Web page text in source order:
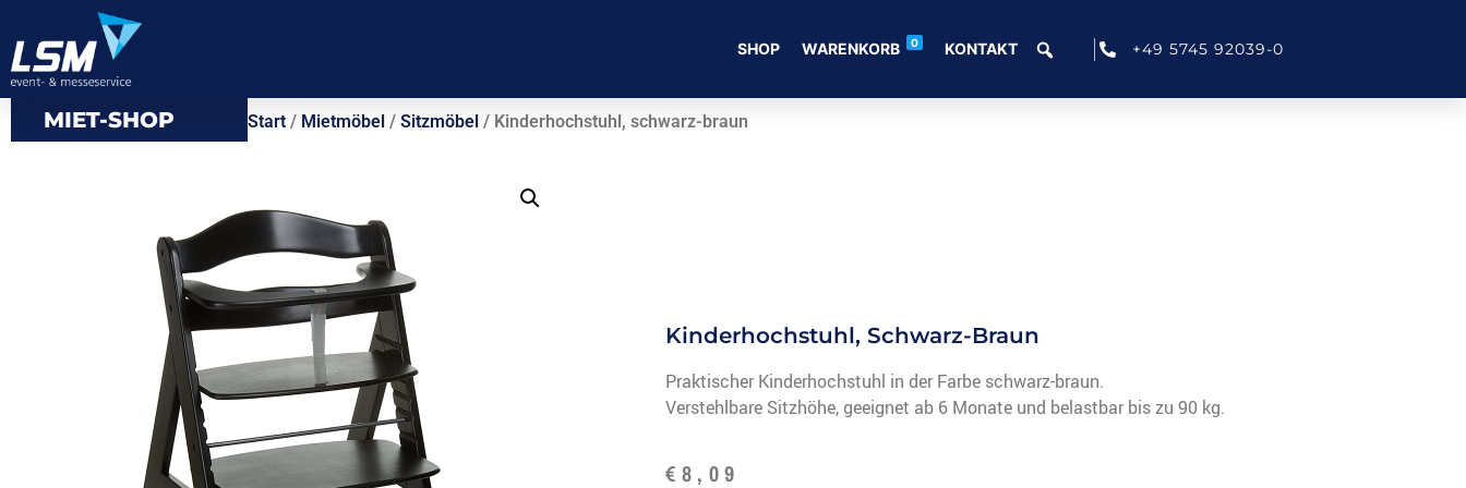
SHOP WARENKORB 0 KONTAKT +49 5745 92039-0
MIET-SHOP Start/ Mietmöbel/ Sitzmöbel/ Kinderhochstuhl, schwarz-braun
Kinderhochstuhl, Schwarz-Braun
Praktischer Kinderhochstuhl in der Farbe schwarz-braun.
Verstehlbare Sitzhöhe, geeignet ab 6 Monate und belastbar bis zu 90 kg.
€ 8,09